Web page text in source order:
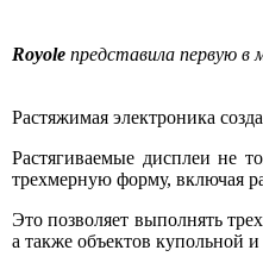
Royole представила первую в
Растяжимая электроника
Растягиваемые дисплеи не
трехмерную форму, включая
Это позволяет выполнять
а также объектов купольной